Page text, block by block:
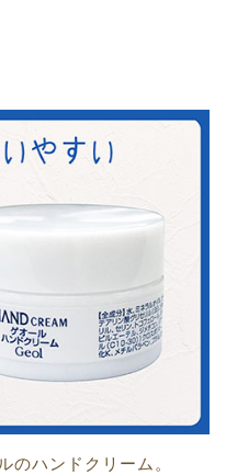
のハンドクリーム。